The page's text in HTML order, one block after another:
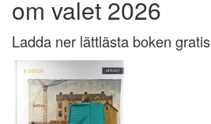
om valet 2026
Ladda ner lättlästa boken gratis